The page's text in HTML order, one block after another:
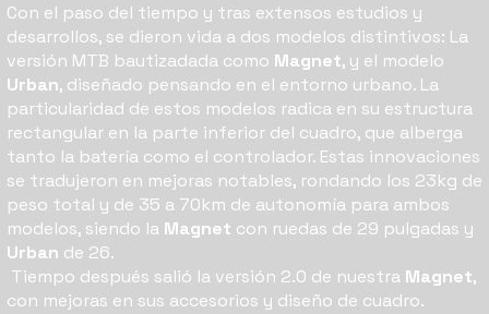
Con el paso del tiempo y tras extensos estudios y
desarrollos, se dieron vida a dos modelos distintivos: La
versión MTB bautizadada como Magnet, y el modelo
Urban, diseñado pensando en el entorno urbano. La
particularidad de estos modelos radica en su estructura
rectangular en la parte inferior del cuadro, que alberga
tanto la batería como el controlador. Estas innovaciones
se tradujeron en mejoras notables, rondando los 23kg de
peso total y de 35 a 70km de autonomía para ambos
modelos, siendo la Magnet con ruedas de 29 pulgadas y
Urban de 26.
Tiempo después salió la versión 2.0 de nuestra Magnet,
con mejoras en sus accesorios y diseño de cuadro.